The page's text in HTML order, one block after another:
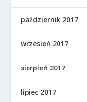
październik 2017
wrzesień 2017
sierpień 2017
lipiec 2017